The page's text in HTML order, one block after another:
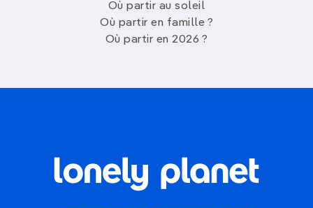
Où partir au soleil
Où partir en famille ?
Où partir en 2026 ?